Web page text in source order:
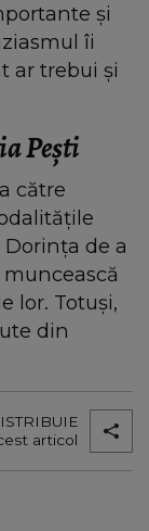
și
îi
ar trebui și
Pești
către
de a
lor. Totuși,
din
articol